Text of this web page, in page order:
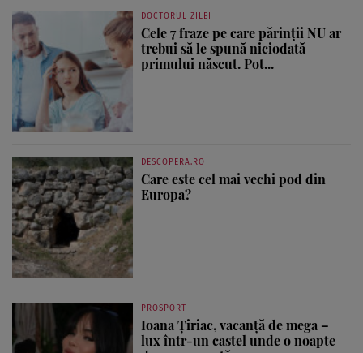
DOCTORUL ZILEI
Cele 7 fraze pe care părinții NU ar
trebui să le spună niciodată
primului născut. Pot...
DESCOPERA.RO
Care este cel mai vechi pod din
Europa?
PROSPORT
Ioana Țiriac, vacanță de mega –
lux într-un castel unde o noapte